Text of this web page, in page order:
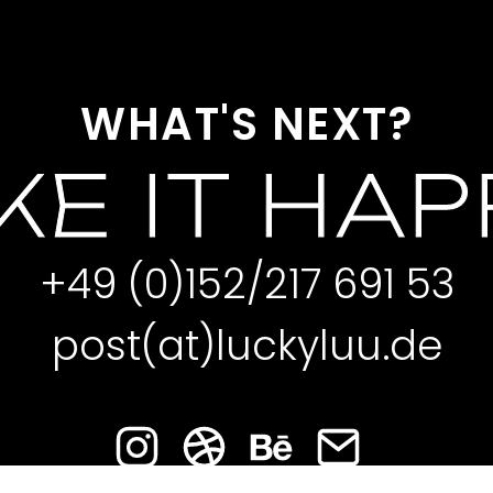
WHAT'S NEXT?
IT
+49 (0)152/217 691 53
post(at)luckyluu.de